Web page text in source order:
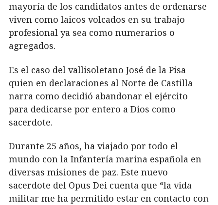
mayoría de los candidatos antes de ordenarse
viven como laicos volcados en su trabajo
profesional ya sea como numerarios o
agregados.
Es el caso del vallisoletano José de la Pisa
quien en declaraciones al Norte de Castilla
narra como decidió abandonar el ejército
para dedicarse por entero a Dios como
sacerdote.
Durante 25 años, ha viajado por todo el
mundo con la Infantería marina española en
diversas misiones de paz. Este nuevo
sacerdote del Opus Dei cuenta que “la vida
militar me ha permitido estar en contacto con